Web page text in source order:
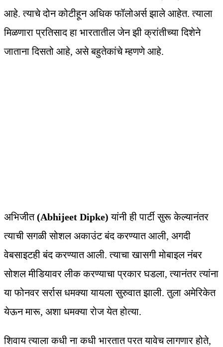
आहे. त्याचे दोन कोटीहून अधिक फॉलोअर्स झाले आहेत. त्याला
मिळणारा प्रतिसाद हा भारतातील जेन झी क्रांतीच्या दिशेने
जाताना दिसतो आहे, असे बहुतेकांचे म्हणणे आहे.
अभिजीत(Abhijeet Dipke) यांनी ही पार्टी सुरू केल्यानंतर
त्याची सगळी सोशल अकाउंट बंद करण्यात आली, अगदी
वेबसाइटही बंद करण्यात आली. त्याचा खासगी मोबाइल नंबर
सोशल मीडियावर लीक करण्याचा प्रकार घडला, त्यानंतर त्यांना
या फोनवर सर्रास धमक्या यायला सुरुवात झाली. तुला अमेरिकेत
येऊन मारू, अशा धमक्या रोज येत होत्या.
शिवाय त्याला कधी ना कधी भारतात परत यावेच लागणार होते,